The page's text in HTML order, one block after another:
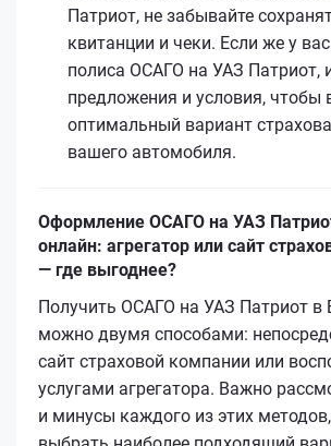
Патриот, не забывайте
квитанции и чеки. Если же у
полиса ОСАГО на УАЗ Патриот,
предложения и условия, чтобы
оптимальный вариант
вашего автомобиля.
Оформление ОСАГО на УАЗ
онлайн: агрегатор или сайт
— где выгоднее?
Получить ОСАГО на УАЗ Патриот в
можно двумя способами:
сайт страховой компании или
услугами агрегатора. Важно
и минусы каждого из этих